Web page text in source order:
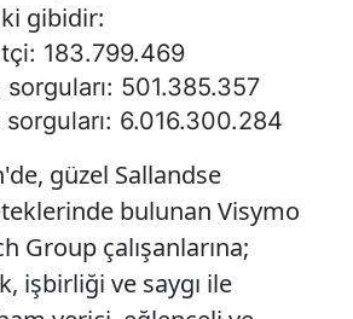
gibidir:
183.799.469
sorguları: 501.385.357
sorguları: 6.016.300.284
güzel Sallandse
bulunan Visymo
Group çalışanlarına;
işbirliği ve saygı ile